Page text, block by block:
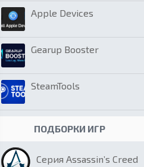
Apple Devices
Gearup Booster
SteamTools
ПОДБОРКИ ИГР
Серия Assassin’s Creed